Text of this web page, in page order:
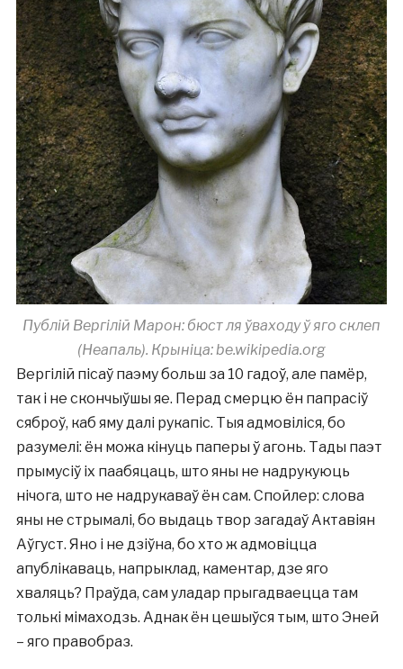
Публій Вергілій Марон: бюст ля ўваходу ў яго склеп
(Неапаль). Крыніца: be.wikipedia.org
Вергілій пісаў паэму больш за 10 гадоў, але памёр,
так і не скончыўшы яе. Перад смерцю ён папрасіў
сяброў, каб яму далі рукапіс. Тыя адмовіліся, бо
разумелі: ён можа кінуць паперы ў агонь. Тады паэт
прымусіў іх паабяцаць, што яны не надрукуюць
нічога, што не надрукаваў ён сам. Спойлер: слова
яны не стрымалі, бо выдаць твор загадаў Актавіян
Аўгуст. Яно і не дзіўна, бо хто ж адмовіцца
апублікаваць, напрыклад, каментар, дзе яго
хваляць? Праўда, сам уладар прыгадваецца там
толькі мімаходзь. Аднак ён цешыўся тым, што Эней
– яго правобраз.